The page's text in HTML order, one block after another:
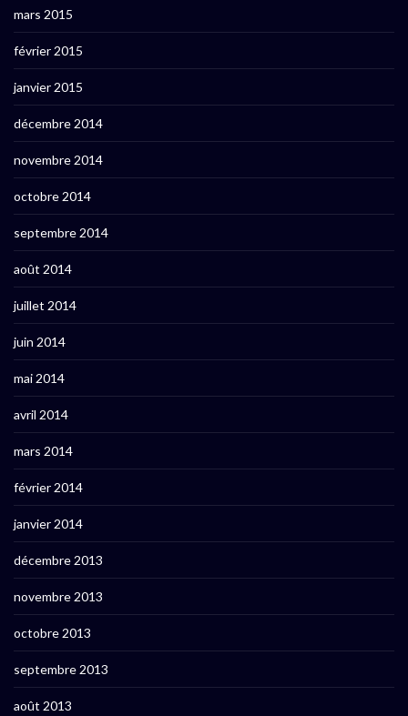
mars 2015
février 2015
janvier 2015
décembre 2014
novembre 2014
octobre 2014
septembre 2014
août 2014
juillet 2014
juin 2014
mai 2014
avril 2014
mars 2014
février 2014
janvier 2014
décembre 2013
novembre 2013
octobre 2013
septembre 2013
août 2013